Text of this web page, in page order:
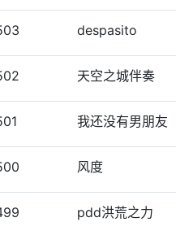
despasito
天空之城伴奏
我还没有男朋友
风度
pdd洪荒之力